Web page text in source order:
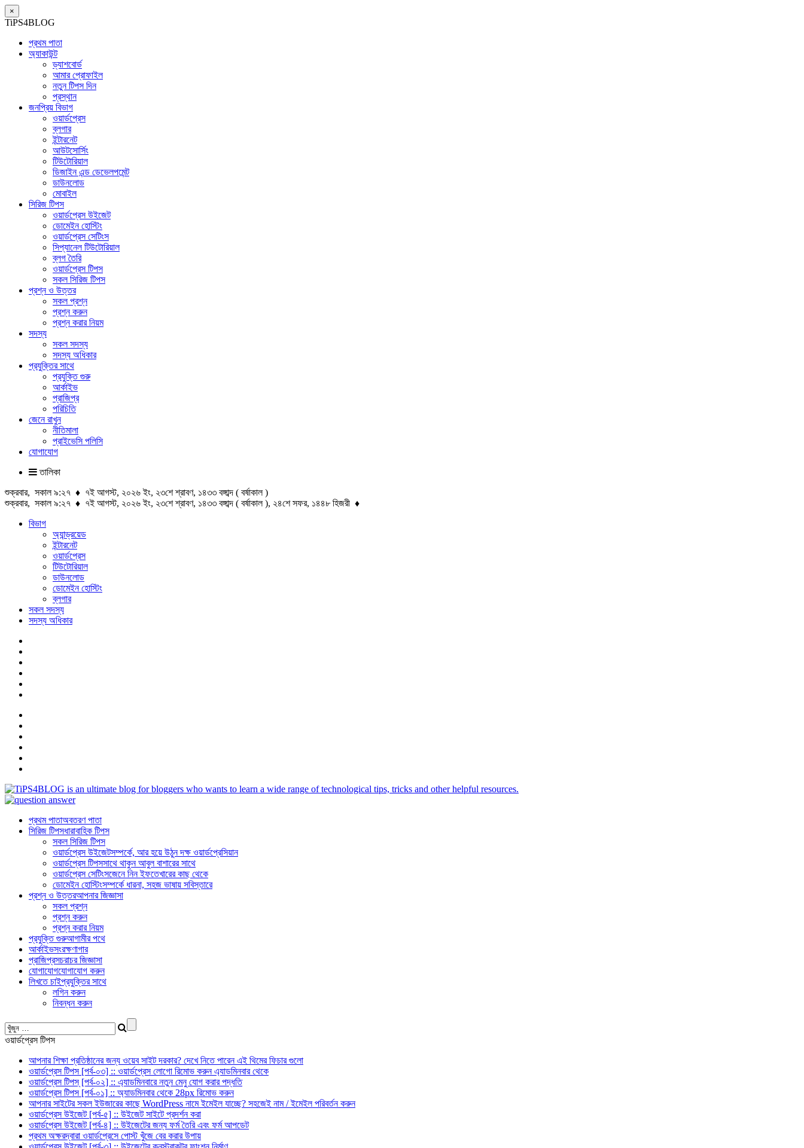
×
TiPS4BLOG
প্রথম পাতা
অ্যাকাউন্ট
ড্যাশবোর্ড
আমার প্রোফাইল
নতুন টিপস দিন
প্রস্থান
জনপ্রিয় বিভাগ
ওয়ার্ডপ্রেস
ব্লগার
ইন্টারনেট
আউটসোর্সিং
টিউটোরিয়াল
ডিজাইন এন্ড ডেভেলপমেন্ট
ডাউনলোড
মোবাইল
সিরিজ টিপস
ওয়ার্ডপ্রেস উইজেট
ডোমেইন হোস্টিং
ওয়ার্ডপ্রেস সেটিংস
সিপ্যানেল টিউটোরিয়াল
ব্লগ তৈরি
ওয়ার্ডপ্রেস টিপস
সকল সিরিজ টিপস
প্রশ্ন ও উত্তর
সকল প্রশ্ন
প্রশ্ন করুন
প্রশ্ন করার নিয়ম
সদস্য
সকল সদস্য
সদস্য অধিকার
প্রযুক্তির সাথে
প্রযুক্তি গুরু
আর্কাইভ
প্রাজিপ্র
পরিচিতি
জেনে রাখুন
নীতিমালা
প্রাইভেসি পলিসি
যোগাযোগ
তালিকা
শুক্রবার, সকাল ৯:২৭ ♦ ৭ই আগস্ট, ২০২৬ ইং, ২৩শে শ্রাবণ, ১৪৩৩ বঙ্গাব্দ ( বর্ষাকাল )
শুক্রবার, সকাল ৯:২৭ ♦ ৭ই আগস্ট, ২০২৬ ইং, ২৩শে শ্রাবণ, ১৪৩৩ বঙ্গাব্দ ( বর্ষাকাল ), ২৪শে সফর, ১৪৪৮ হিজরী ♦
বিভাগ
অ্যান্ড্রয়েড
ইন্টারনেট
ওয়ার্ডপ্রেস
টিউটোরিয়াল
ডাউনলোড
ডোমেইন হোস্টিং
ব্লগার
সকল সদস্য
সদস্য অধিকার
প্রথম পাতাঅবতরণ পাতা
সিরিজ টিপসধারাবাহিক টিপস
সকল সিরিজ টিপস
ওয়ার্ডপ্রেস উইজেটসম্পর্কে, আর হয়ে উঠুন দক্ষ ওয়ার্ডপ্রেসিয়ান
ওয়ার্ডপ্রেস টিপসসাথে থাকুন আবুল বাশারের সাথে
ওয়ার্ডপ্রেস সেটিংসজেনে নিন ইফতেখারের কাছ থেকে
ডোমেইন হোস্টিংসম্পর্কে ধারনা, সহজ ভাষায় সবিস্তারে
প্রশ্ন ও উত্তরআপনার জিজ্ঞাসা
সকল প্রশ্ন
প্রশ্ন করুন
প্রশ্ন করার নিয়ম
প্রযুক্তি গুরুআগামীর পথে
আর্কাইভসংরক্ষণাগার
প্রাজিপ্রসচরাচর জিজ্ঞাসা
যোগাযোগযোগাযোগ করুন
লিখতে চাইপ্রযুক্তির সাথে
লগিন করুন
নিবন্ধন করুন
ওয়ার্ডপ্রেস টিপস
আপনার শিক্ষা প্রতিষ্ঠানের জন্য ওয়েব সাইট দরকার? দেখে নিতে পারেন এই থিমের ফিচার গুলো
ওয়ার্ডপ্রেস টিপস [পর্ব-০৩] :: ওয়ার্ডপ্রেস লোগো রিমোভ করুন এ্যাডমিনবার থেকে
ওয়ার্ডপ্রেস টিপস্ [পর্ব-০২] :: এ্যাডমিনবারে নতুন মেনু যোগ করার পদ্ধতি
ওয়ার্ডপ্রেস টিপস [পর্ব-০১] :: অ্যাডমিনবার থেকে 28px রিমোভ করুন
আপনার সাইটের সকল ইউজারের কাছে WordPress নামে ইমেইল যাচ্ছে? সহজেই নাম / ইমেইল পরিবর্তন করুন
ওয়ার্ডপ্রেস উইজেট [পর্ব-৫] :: উইজেট সাইটে প্রদর্শন করা
ওয়ার্ডপ্রেস উইজেট [পর্ব-৪] :: উইজেটের জন্য ফর্ম তৈরি এবং ফর্ম আপডেট
প্রথম অক্ষরদ্বারা ওয়ার্ডপ্রেসে পোস্ট খুঁজে বের করার উপায়